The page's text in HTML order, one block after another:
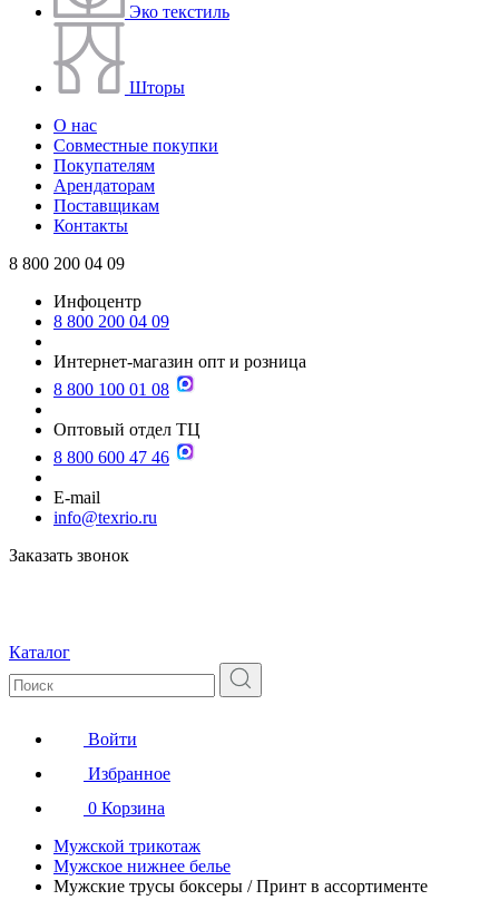
Эко текстиль
Шторы
О нас
Совместные покупки
Покупателям
Арендаторам
Поставщикам
Контакты
8 800 200 04 09
Инфоцентр
8 800 200 04 09
Интернет-магазин опт и розница
8 800 100 01 08
Оптовый отдел ТЦ
8 800 600 47 46
E-mail
info@texrio.ru
Заказать звонок
Каталог
Войти
Избранное
0 Корзина
Мужской трикотаж
Мужское нижнее белье
Мужские трусы боксеры / Принт в ассортименте